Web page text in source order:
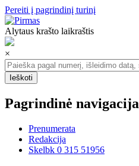
Pereiti į pagrindinį turinį
Alytaus krašto laikraštis
×
Pagrindinė navigacija
Prenumerata
Redakcija
Skelbk 0 315 51956